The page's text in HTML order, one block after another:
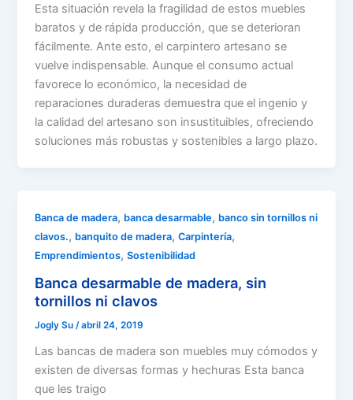
Esta situación revela la fragilidad de estos muebles
baratos y de rápida producción, que se deterioran
fácilmente. Ante esto, el carpintero artesano se
vuelve indispensable. Aunque el consumo actual
favorece lo económico, la necesidad de
reparaciones duraderas demuestra que el ingenio y
la calidad del artesano son insustituibles, ofreciendo
soluciones más robustas y sostenibles a largo plazo.
Banca de madera, banca desarmable, banco sin tornillos ni
clavos., banquito de madera,Carpintería,
Emprendimientos,Sostenibilidad
Banca desarmable de madera, sin
tornillos ni clavos
Jogly Su /abril 24, 2019
Las bancas de madera son muebles muy cómodos y
existen de diversas formas y hechuras Esta banca
que les traigo